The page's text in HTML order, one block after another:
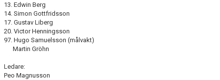
13. Edwin Berg
14. Simon Gottfridsson
17. Gustav Liberg
20. Victor Henningsson
97. Hugo Samuelsson (målvakt)
Martin Gröhn
Ledare:
Peo Magnusson